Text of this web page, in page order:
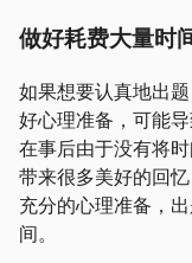
做好耗费大量时
如果想要认真地出
好心理准备，可能
在事后由于没有将
带来很多美好的回
充分的心理准备，
间。